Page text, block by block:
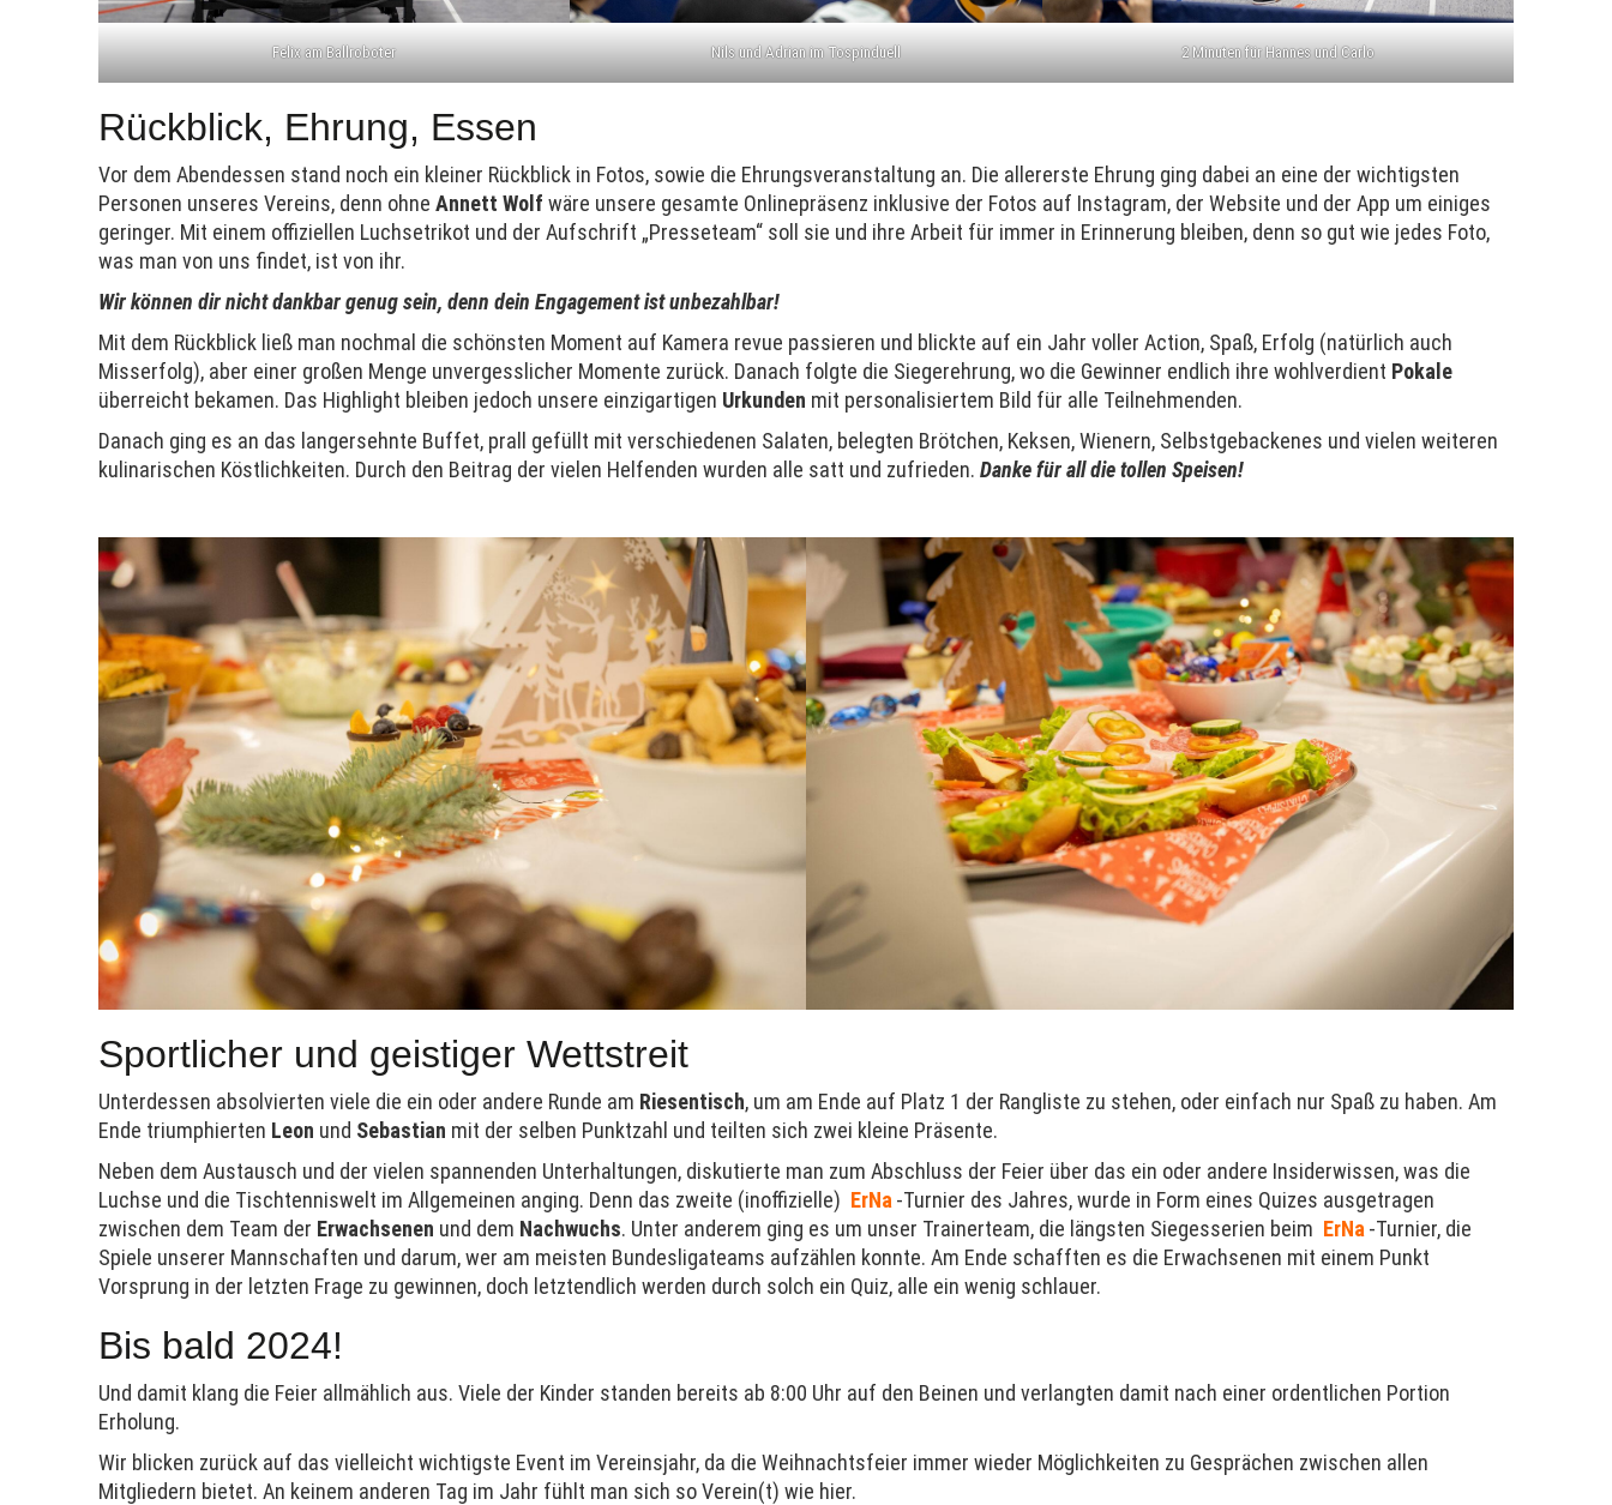
Felix am Ballroboter Nils und Adrian im Tospinduell 2 Minuten für Hannes und Carlo
Rückblick, Ehrung, Essen
Vor dem Abendessen stand noch ein kleiner Rückblick in Fotos, sowie die Ehrungsveranstaltung an. Die allererste Ehrung ging dabei an eine der wichtigsten
Personen unseres Vereins, denn ohne Annett Wolf wäre unsere gesamte Onlinepräsenz inklusive der Fotos auf Instagram, der Website und der App um einiges
geringer. Mit einem offiziellen Luchsetrikot und der Aufschrift „Presseteam“ soll sie und ihre Arbeit für immer in Erinnerung bleiben, denn so gut wie jedes Foto,
was man von uns findet, ist von ihr.
Wir können dir nicht dankbar genug sein, denn dein Engagement ist unbezahlbar!
Mit dem Rückblick ließ man nochmal die schönsten Moment auf Kamera revue passieren und blickte auf ein Jahr voller Action, Spaß, Erfolg (natürlich auch
Misserfolg), aber einer großen Menge unvergesslicher Momente zurück. Danach folgte die Siegerehrung, wo die Gewinner endlich ihre wohlverdient Pokale
überreicht bekamen. Das Highlight bleiben jedoch unsere einzigartigen Urkunden mit personalisiertem Bild für alle Teilnehmenden.
Danach ging es an das langersehnte Buffet, prall gefüllt mit verschiedenen Salaten, belegten Brötchen, Keksen, Wienern, Selbstgebackenes und vielen weiteren
kulinarischen Köstlichkeiten. Durch den Beitrag der vielen Helfenden wurden alle satt und zufrieden. Danke für all die tollen Speisen!
Sportlicher und geistiger Wettstreit
Unterdessen absolvierten viele die ein oder andere Runde am Riesentisch, um am Ende auf Platz 1 der Rangliste zu stehen, oder einfach nur Spaß zu haben. Am
Ende triumphierten Leon und Sebastian mit der selben Punktzahl und teilten sich zwei kleine Präsente.
Neben dem Austausch und der vielen spannenden Unterhaltungen, diskutierte man zum Abschluss der Feier über das ein oder andere Insiderwissen, was die
Luchse und die Tischtenniswelt im Allgemeinen anging. Denn das zweite (inoffizielle) ErNa -Turnier des Jahres, wurde in Form eines Quizes ausgetragen
zwischen dem Team der Erwachsenen und dem Nachwuchs. Unter anderem ging es um unser Trainerteam, die längsten Siegesserien beim ErNa -Turnier, die
Spiele unserer Mannschaften und darum, wer am meisten Bundesligateams aufzählen konnte. Am Ende schafften es die Erwachsenen mit einem Punkt
Vorsprung in der letzten Frage zu gewinnen, doch letztendlich werden durch solch ein Quiz, alle ein wenig schlauer.
Bis bald 2024!
Und damit klang die Feier allmählich aus. Viele der Kinder standen bereits ab 8:00 Uhr auf den Beinen und verlangten damit nach einer ordentlichen Portion
Erholung.
Wir blicken zurück auf das vielleicht wichtigste Event im Vereinsjahr, da die Weihnachtsfeier immer wieder Möglichkeiten zu Gesprächen zwischen allen
Mitgliedern bietet. An keinem anderen Tag im Jahr fühlt man sich so Verein(t) wie hier.